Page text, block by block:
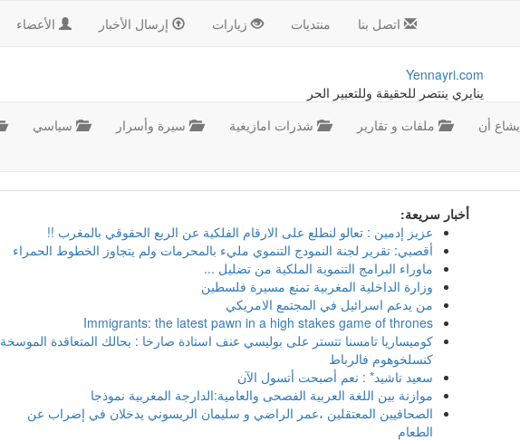
الأعضاء إرسال الأخبار زيارات منتديات اتصل بنا
Yennayri.com
ينايري ينتصر للحقيقة وللتعبير الحر
سياسي سيرة وأسرار شذرات امازيغية ملفات و تقارير يشاع أن
أخبار سريعة:
عزيز إدمين : تعالو لنطلع على الارقام الفلكية عن الربع الحقوقي بالمغرب !!
أقصبي: تقرير لجنة النمودج التنموي مليء بالمحرمات ولم يتجاوز الخطوط الحمراء
ماوراء البرامج التنموية الملكية من تضليل ...
وزارة الداخلية المغربية تمنع مسيرة فلسطين
من يدعم اسرائيل في المجتمع الامريكي
Immigrants: the latest pawn in a high stakes game of thrones
كوميساريا تامسنا تتستر على بوليسي عنف استادة صارخا : بحالك المتعاقدة الموسخة
كنسلخوهوم فالرباط
سعيد ناشيد* : نعم أصبحت أتسول الآن
موازنة بين اللغة العربية الفصحى والعامية:الدارجة المغربية نموذجا
الصحافيين المعتقلين ،عمر الراضي و سليمان الريسوني يدخلان في إضراب عن
الطعام